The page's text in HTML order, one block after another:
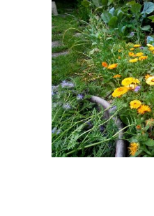
Календула вместо
инсектицидов